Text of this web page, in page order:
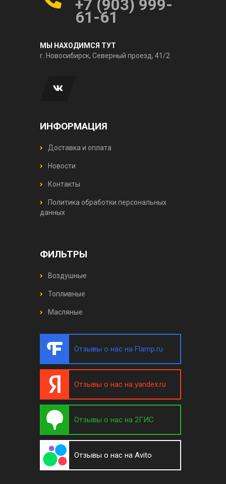
+7 (903) 999-
61-61
МЫ НАХОДИМСЯ ТУТ
г. Новосибирск, Северный проезд, 41/2
ИНФОРМАЦИЯ
Доставка и оплата
Новости
Контакты
Политика обработки персональных
данных
ФИЛЬТРЫ
Воздушные
Топливные
Масляные
Отзывы о нас на Flamp.ru
Отзывы о нас на yandex.ru
Отзывы о нас на 2ГИС
Отзывы о нас на Avito